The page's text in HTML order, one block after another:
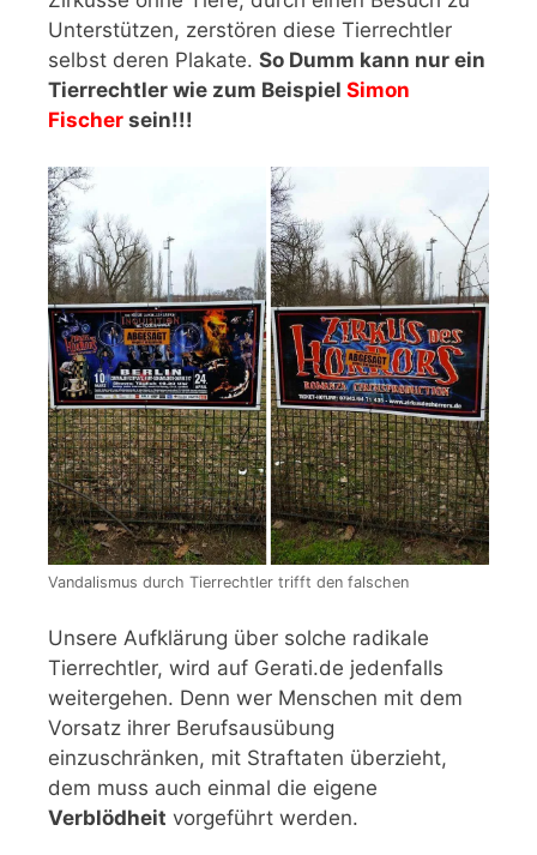
Unterstützen, zerstören diese Tierrechtler
selbst deren Plakate. So Dumm kann nur ein
Tierrechtler wie zum Beispiel Simon
Fischer sein!!!
Vandalismus durch Tierrechtler trifft den falschen
Unsere Aufklärung über solche radikale
Tierrechtler, wird auf Gerati.de jedenfalls
weitergehen. Denn wer Menschen mit dem
Vorsatz ihrer Berufsausübung
einzuschränken, mit Straftaten überzieht,
dem muss auch einmal die eigene
Verblödheit vorgeführt werden.